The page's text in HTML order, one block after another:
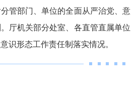
管部门、单位的全面从严治党、意
厅机关部分处室、各直管直属单位
识形态工作责任制落实情况。